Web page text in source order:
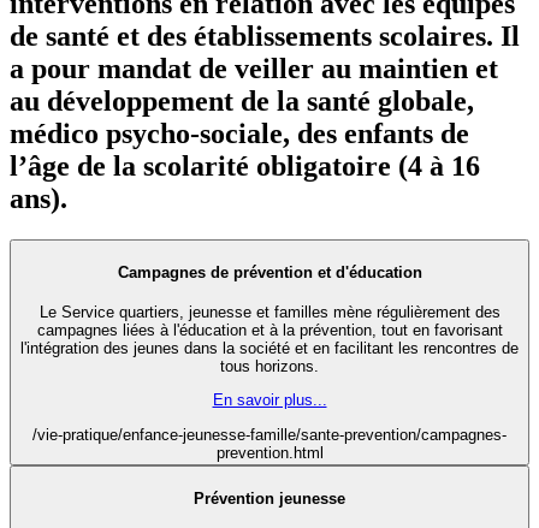
de santé et des établissements scolaires. Il
a pour mandat de veiller au maintien et
au développement de la santé globale,
médico psycho-sociale, des enfants de
l’âge de la scolarité obligatoire (4 à 16
ans).
Campagnes de prévention et d'éducation
Le Service quartiers, jeunesse et familles mène régulièrement des
campagnes liées à l'éducation et à la prévention, tout en favorisant
l'intégration des jeunes dans la société et en facilitant les rencontres de
tous horizons.
En savoir plus...
/vie-pratique/enfance-jeunesse-famille/sante-prevention/campagnes-
prevention.html
Prévention jeunesse